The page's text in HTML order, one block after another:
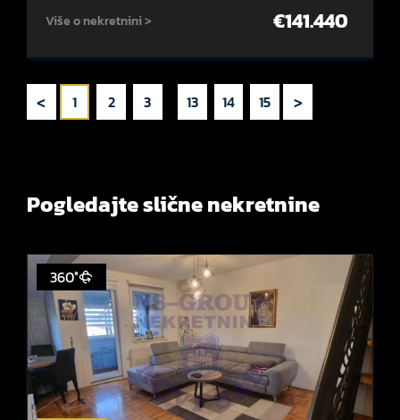
Više o nekretnini > €141.440
< 1 2 3 13 14 15 >
Pogledajte slične nekretnine
360°